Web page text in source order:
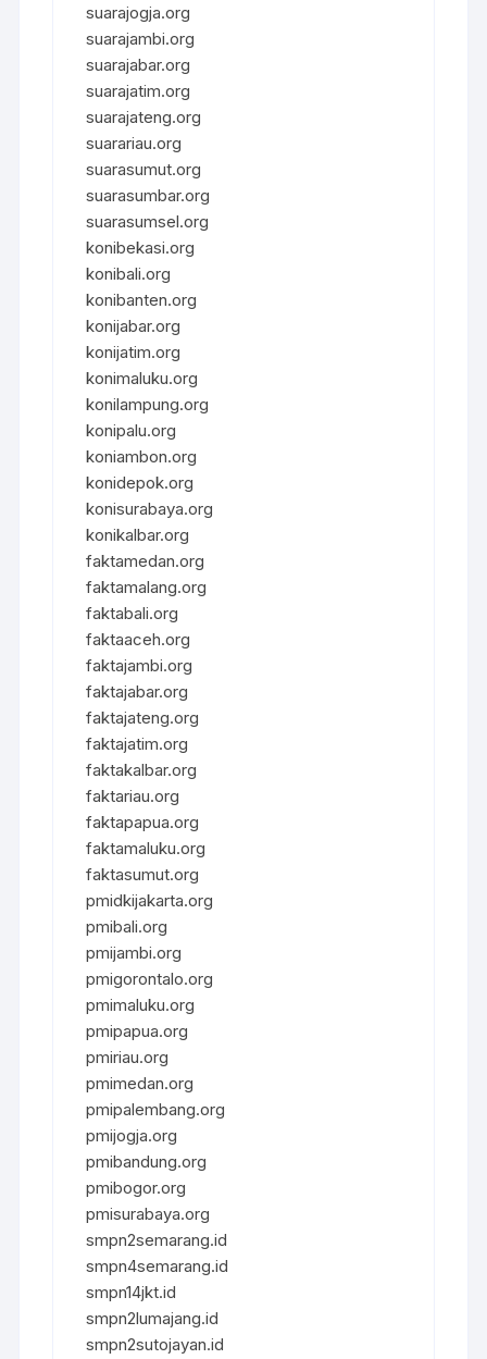
suarajogja.org
suarajambi.org
suarajabar.org
suarajatim.org
suarajateng.org
suarariau.org
suarasumut.org
suarasumbar.org
suarasumsel.org
konibekasi.org
konibali.org
konibanten.org
konijabar.org
konijatim.org
konimaluku.org
konilampung.org
konipalu.org
koniambon.org
konidepok.org
konisurabaya.org
konikalbar.org
faktamedan.org
faktamalang.org
faktabali.org
faktaaceh.org
faktajambi.org
faktajabar.org
faktajateng.org
faktajatim.org
faktakalbar.org
faktariau.org
faktapapua.org
faktamaluku.org
faktasumut.org
pmidkijakarta.org
pmibali.org
pmijambi.org
pmigorontalo.org
pmimaluku.org
pmipapua.org
pmiriau.org
pmimedan.org
pmipalembang.org
pmijogja.org
pmibandung.org
pmibogor.org
pmisurabaya.org
smpn2semarang.id
smpn4semarang.id
smpn14jkt.id
smpn2lumajang.id
smpn2sutojayan.id